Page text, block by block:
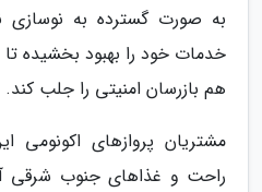
به صورت گسترده به نوسازی
خدمات خود را بهبود بخشیده تا
هم بازرسان امنیتی را جلب کند.
مشتریان پروازهای اکونومی
راحت و غذاهای جنوب شرقی